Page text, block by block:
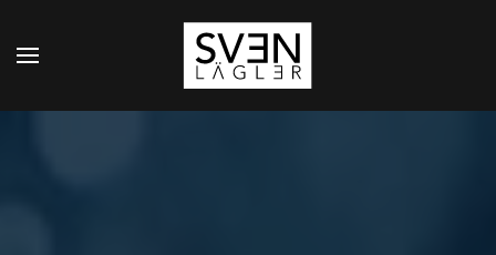
Zum Hauptinhalt springen